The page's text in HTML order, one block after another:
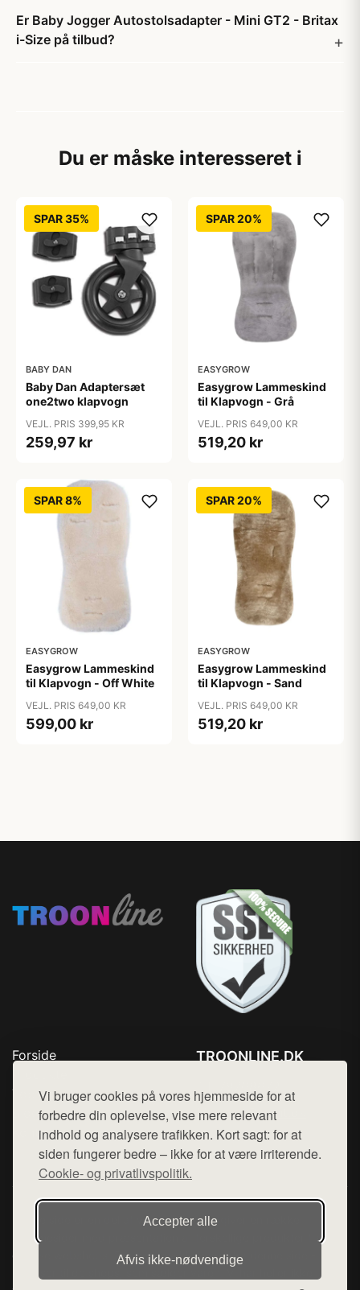
Vi bruger cookies på vores hjemmeside for at
forbedre din oplevelse, vise mere relevant
indhold og analysere trafikken. Kort sagt: for at
siden fungerer bedre – ikke for at være irriterende.
Cookie- og privatlivspolitik.
Accepter alle
Afvis ikke‑nødvendige
Er Baby Jogger Autostolsadapter - Mini GT2 - Britax
i-Size på tilbud?
Du er måske interesseret i
SPAR 35%
BABY DAN
Baby Dan Adaptersæt
one2two klapvogn
VEJL. PRIS 399,95 KR
259,97 kr
SPAR 20%
EASYGROW
Easygrow Lammeskind
til Klapvogn - Grå
VEJL. PRIS 649,00 KR
519,20 kr
SPAR 8%
EASYGROW
Easygrow Lammeskind
til Klapvogn - Off White
VEJL. PRIS 649,00 KR
599,00 kr
SPAR 20%
EASYGROW
Easygrow Lammeskind
til Klapvogn - Sand
VEJL. PRIS 649,00 KR
519,20 kr
Forside
Top Rabatter
Blog
Kontakt
TROONLINE.DK
Mail: hej@want.dk
Cookie- og privatlivspolitik
Denne side er en del af want.dk, der udgiver en række
hjemmesider med præsentation af forskellige produkter fra
diverse webshops. Der sælges ikke varer fra denne side - vi
henviser til de shops, som sælger varen. Vi har heller ikke